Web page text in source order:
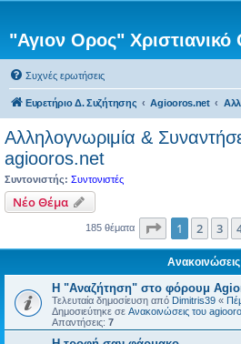
"Αγιον Ορος"
Συχνές ερωτήσεις
Ευρετήριο Δ. Συζήτησης Agiooros.net
Αλληλογνωριμία &
agiooros.net
Συντονιστής: Συντονιστές
Νέο Θέμα
185 θέματα Σελίδα από
1 2 3
Ανακοινώσεις
Η "Αναζήτηση" στο φόρουμ
Τελευταία δημοσίευση από Dimitris39 «
Δημοσιεύτηκε σε Ανακοινώσεις του
Απαντήσεις: 7